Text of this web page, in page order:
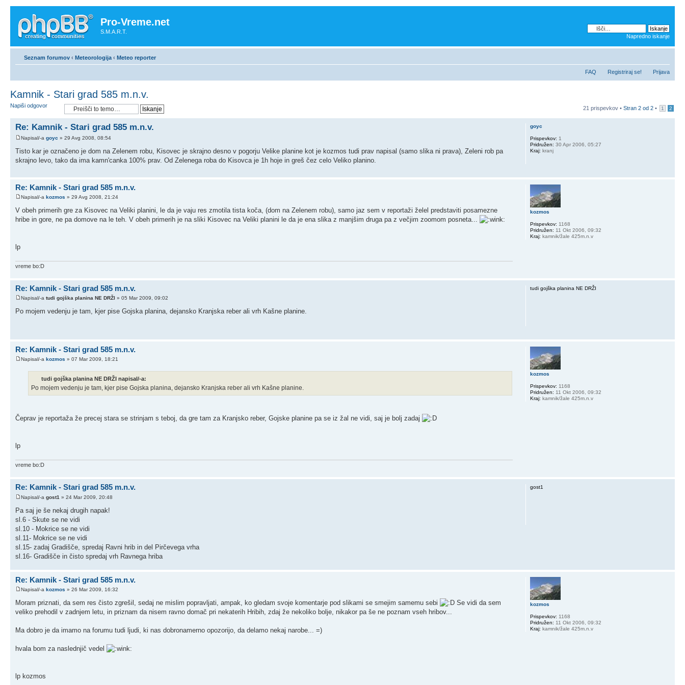
Pro-Vreme.net
S.M.A.R.T.
Napredno iskanje
Seznam forumov ‹ Meteorologija ‹ Meteo reporter
FAQ Registriraj se! Prijava
Kamnik - Stari grad 585 m.n.v.
Napiši odgovor 21 prispevkov • Stran 2 od 2 • 1 2
Re: Kamnik - Stari grad 585 m.n.v.
Napisal/-a goyc » 29 Avg 2008, 08:54
Tisto kar je označeno je dom na Zelenem robu, Kisovec je skrajno desno v pogorju Velike planine kot je kozmos tudi prav napisal (samo slika ni prava), Zeleni rob pa
skrajno levo, tako da ima kamn'canka 100% prav. Od Zelenega roba do Kisovca je 1h hoje in greš čez celo Veliko planino.
goyc
Prispevkov: 1
Pridružen: 30 Apr 2006, 05:27
Kraj: kranj
Re: Kamnik - Stari grad 585 m.n.v.
Napisal/-a kozmos » 29 Avg 2008, 21:24
V obeh primerih gre za Kisovec na Veliki planini, le da je vaju res zmotila tista koča, (dom na Zelenem robu), samo jaz sem v reportaži želel predstaviti posamezne
hribe in gore, ne pa domove na le teh. V obeh primerih je na sliki Kisovec na Veliki planini le da je ena slika z manjšim druga pa z večjim zoomom posneta...
lp
vreme bo:D
kozmos
Prispevkov: 1168
Pridružen: 11 Okt 2006, 09:32
Kraj: kamnik/žale 425m.n.v
Re: Kamnik - Stari grad 585 m.n.v.
Napisal/-a tudi gojška planina NE DRŽI » 05 Mar 2009, 09:02
Po mojem vedenju je tam, kjer pise Gojska planina, dejansko Kranjska reber ali vrh Kašne planine.
tudi gojška planina NE DRŽI
Re: Kamnik - Stari grad 585 m.n.v.
Napisal/-a kozmos » 07 Mar 2009, 18:21
tudi gojška planina NE DRŽI napisal/-a:
Po mojem vedenju je tam, kjer pise Gojska planina, dejansko Kranjska reber ali vrh Kašne planine.
Čeprav je reportaža že precej stara se strinjam s teboj, da gre tam za Kranjsko reber, Gojske planine pa se iz žal ne vidi, saj je bolj zadaj
lp
vreme bo:D
kozmos
Prispevkov: 1168
Pridružen: 11 Okt 2006, 09:32
Kraj: kamnik/žale 425m.n.v
Re: Kamnik - Stari grad 585 m.n.v.
Napisal/-a gost1 » 24 Mar 2009, 20:48
Pa saj je še nekaj drugih napak!
sl.6 - Skute se ne vidi
sl.10 - Mokrice se ne vidi
sl.11- Mokrice se ne vidi
sl.15- zadaj Gradišče, spredaj Ravni hrib in del Pirčevega vrha
sl.16- Gradišče in čisto spredaj vrh Ravnega hriba
gost1
Re: Kamnik - Stari grad 585 m.n.v.
Napisal/-a kozmos » 26 Mar 2009, 16:32
Moram priznati, da sem res čisto zgrešil, sedaj ne mislim popravljati, ampak, ko gledam svoje komentarje pod slikami se smejim samemu sebi
Se vidi da sem
veliko prehodil v zadnjem letu, in priznam da nisem ravno domač pri nekaterih Hribih, zdaj že nekoliko bolje, nikakor pa še ne poznam vseh hribov...
Ma dobro je da imamo na forumu tudi ljudi, ki nas dobronamerno opozorijo, da delamo nekaj narobe... =)
hvala bom za naslednjič vedel
lp kozmos
kozmos
Prispevkov: 1168
Pridružen: 11 Okt 2006, 09:32
Kraj: kamnik/žale 425m.n.v